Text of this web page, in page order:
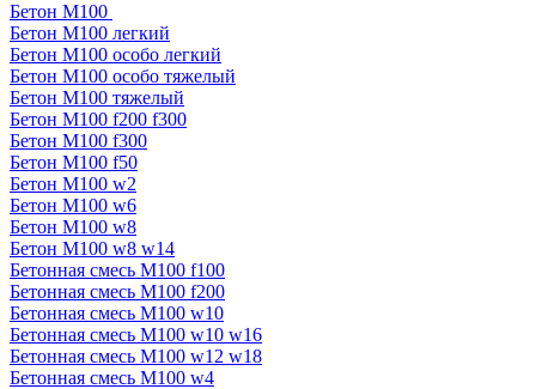
Бетон М100
Бетон М100 легкий
Бетон М100 особо легкий
Бетон М100 особо тяжелый
Бетон М100 тяжелый
Бетон М100 f200 f300
Бетон М100 f300
Бетон М100 f50
Бетон М100 w2
Бетон М100 w6
Бетон М100 w8
Бетон М100 w8 w14
Бетонная смесь М100 f100
Бетонная смесь М100 f200
Бетонная смесь М100 w10
Бетонная смесь М100 w10 w16
Бетонная смесь М100 w12 w18
Бетонная смесь М100 w4